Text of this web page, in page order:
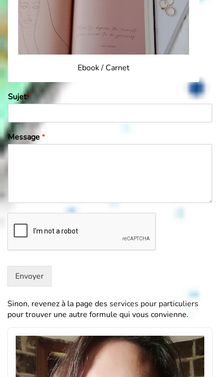
Ebook / Carnet
Sujet*
Message*
Envoyer
Sinon, revenez à la page des services pour particuliers
pour trouver une autre formule qui vous convienne.